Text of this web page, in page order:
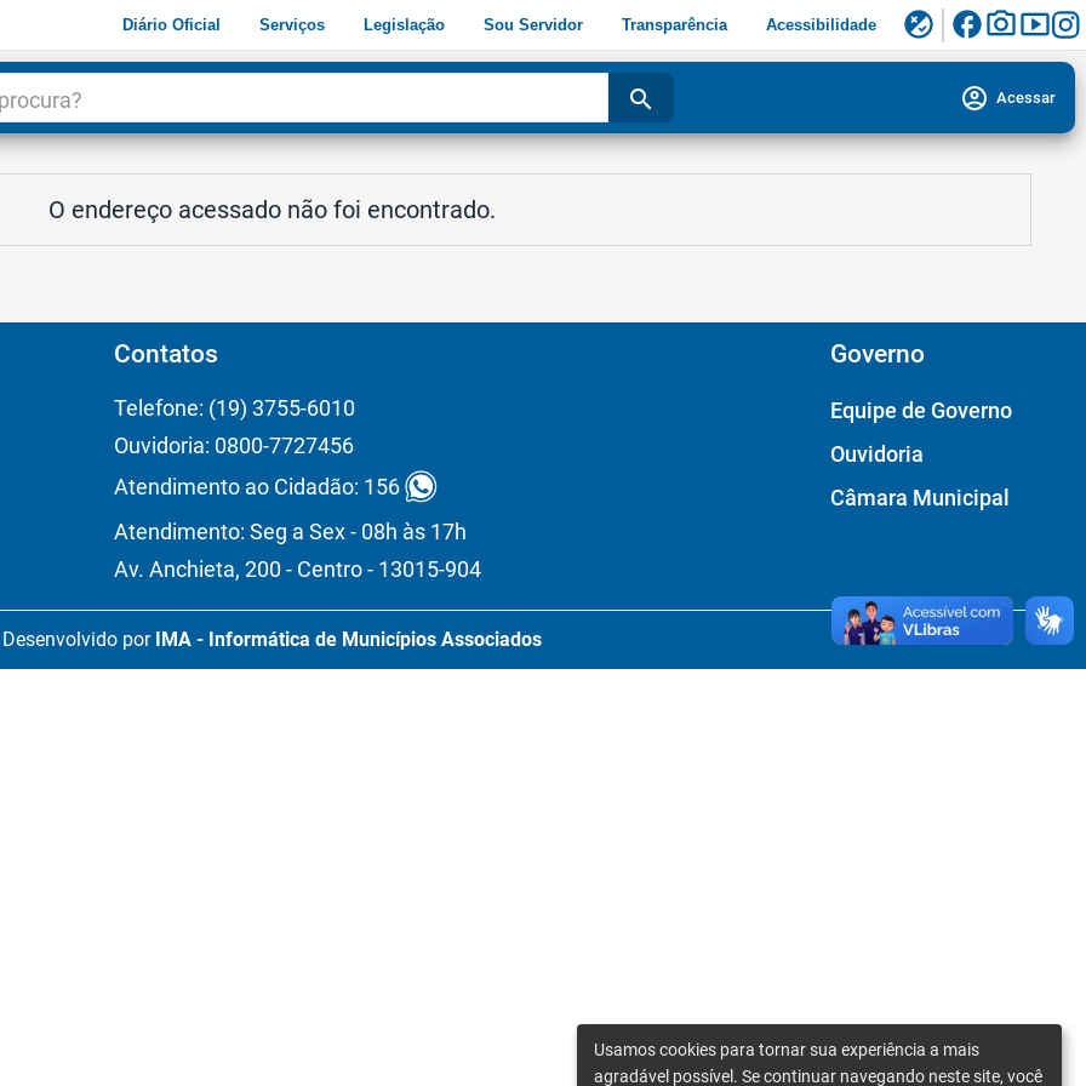
Diário Oficial Serviços Legislação Sou Servidor Transparência Acessibilidade flaky facebookphoto_camerasmart_display
search account_circle Acessar
O endereço acessado não foi encontrado.
Contatos
Telefone: (19) 3755-6010
Ouvidoria: 0800-7727456
Atendimento ao Cidadão: 156
Atendimento: Seg a Sex - 08h às 17h
Av. Anchieta, 200 - Centro - 13015-904
Governo
Equipe de Governo
Ouvidoria
Câmara Municipal
Desenvolvido por IMA - Informática de Municípios Associados
Usamos cookies para tornar sua experiência a mais
agradável possível. Se continuar navegando neste site, você